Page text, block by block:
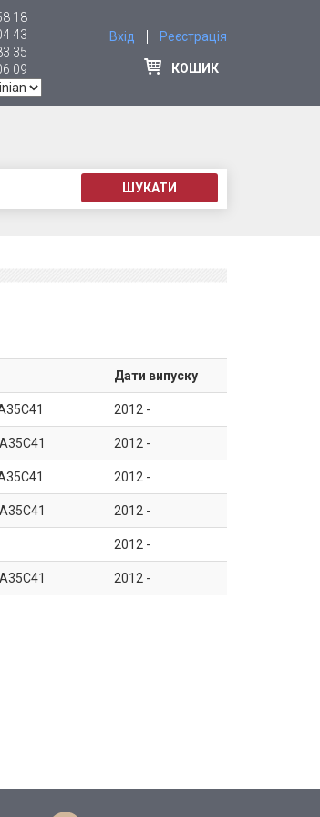
18
43
35
09
Вхід Реєстрація
КОШИК
ШУКАТИ
Дати випуску
2012 -
2012 -
2012 -
2012 -
2012 -
2012 -